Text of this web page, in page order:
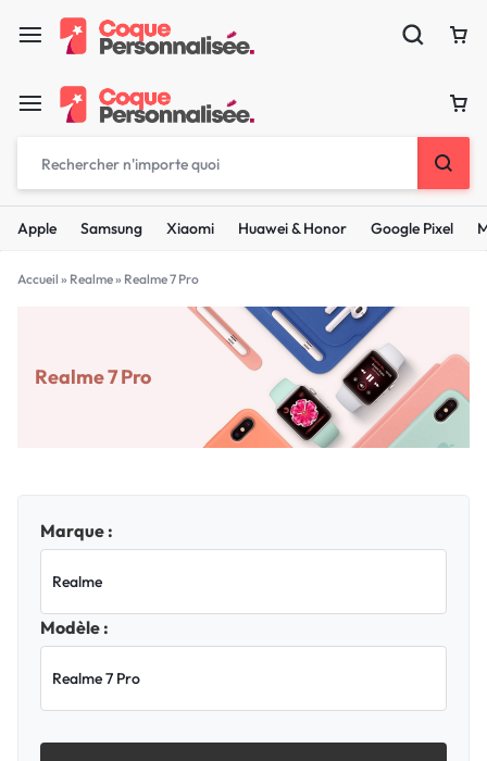
Apple Samsung Xiaomi Huawei & Honor Google Pixel
Accueil » Realme» Realme 7 Pro
Realme 7 Pro
Marque :
Modèle :